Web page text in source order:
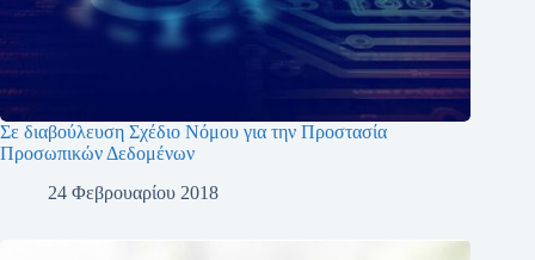
Σε διαβούλευση Σχέδιο Νόμου για την Προστασία
Προσωπικών Δεδομένων
24 Φεβρουαρίου 2018